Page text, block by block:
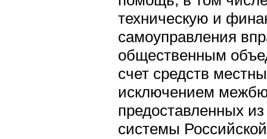
техническую и
самоуправления
общественным
счет средств
исключением
предоставленных
системы